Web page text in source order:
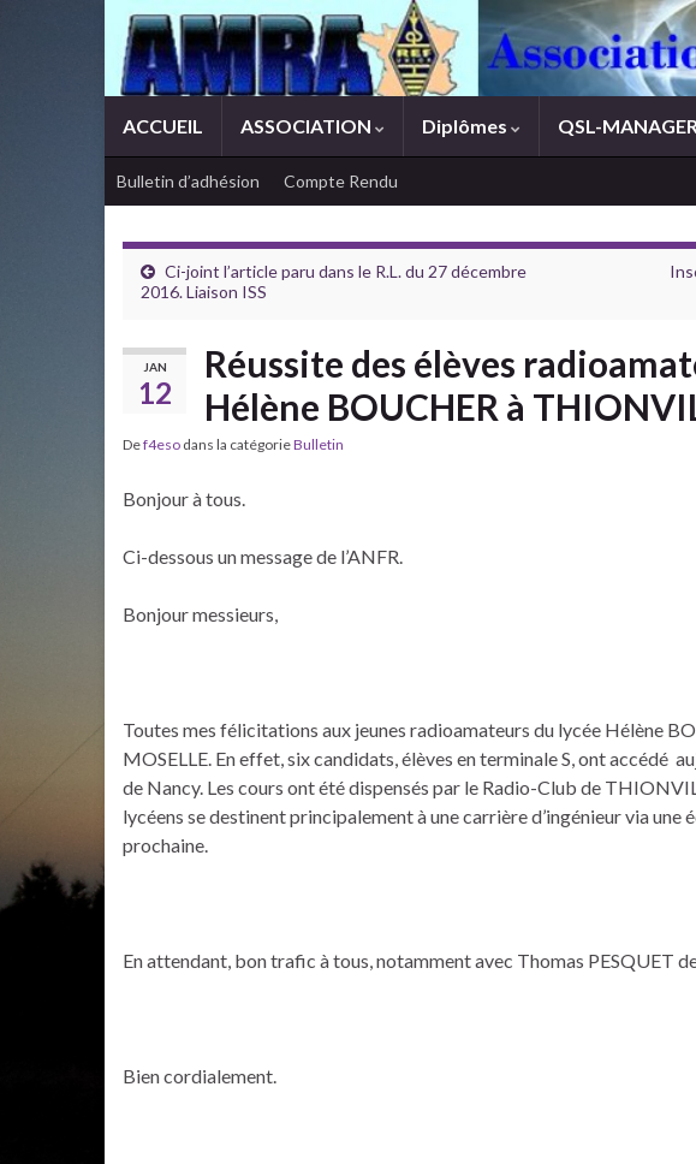
ACCUEIL ASSOCIATION Diplômes QSL-
Bulletin d’adhésion Compte Rendu
Ci-joint l’article paru dans le R.L. du 27 décembre
2016. Liaison ISS
JAN
12
Réussite des élèves
Hélène BOUCHER à
Def4eso dans la catégorieBulletin
Bonjour à tous.
Ci-dessous un message de l’ANFR.
Bonjour messieurs,
Toutes mes félicitations aux jeunes radioamateurs du lycée Hélène
MOSELLE. En effet, six candidats, élèves en terminale S, ont accédé
de Nancy. Les cours ont été dispensés par le Radio-Club de
lycéens se destinent principalement à une carrière d’ingénieur via
prochaine.
En attendant, bon trafic à tous, notamment avec Thomas PESQUET
Bien cordialement.